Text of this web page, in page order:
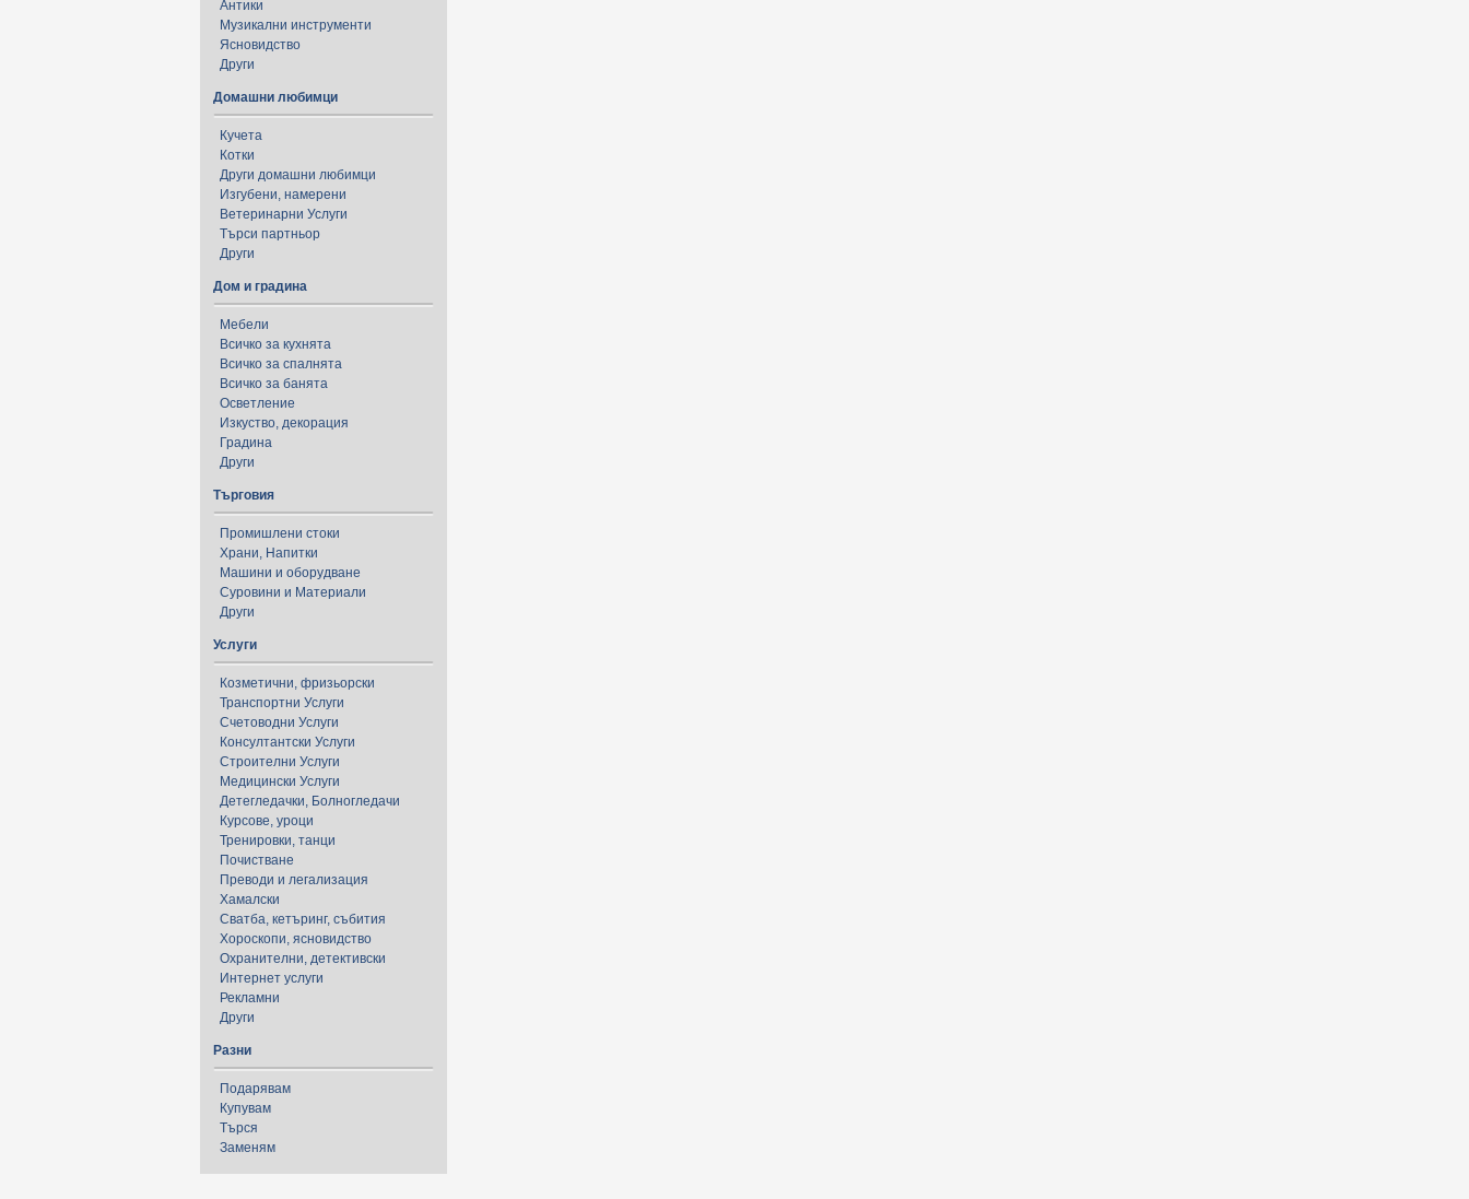
Антики
Музикални инструменти
Ясновидство
Други
Домашни любимци
Кучета
Котки
Други домашни любимци
Изгубени, намерени
Ветеринарни Услуги
Търси партньор
Други
Дом и градина
Мебели
Всичко за кухнята
Всичко за спалнята
Всичко за банята
Осветление
Изкуство, декорация
Градина
Други
Търговия
Промишлени стоки
Храни, Напитки
Машини и оборудване
Суровини и Материали
Други
Услуги
Козметични, фризьорски
Транспортни Услуги
Счетоводни Услуги
Консултантски Услуги
Строителни Услуги
Медицински Услуги
Детегледачки, Болногледачи
Курсове, уроци
Тренировки, танци
Почистване
Преводи и легализация
Хамалски
Сватба, кетъринг, събития
Хороскопи, ясновидство
Охранителни, детективски
Интернет услуги
Рекламни
Други
Разни
Подарявам
Купувам
Търся
Заменям